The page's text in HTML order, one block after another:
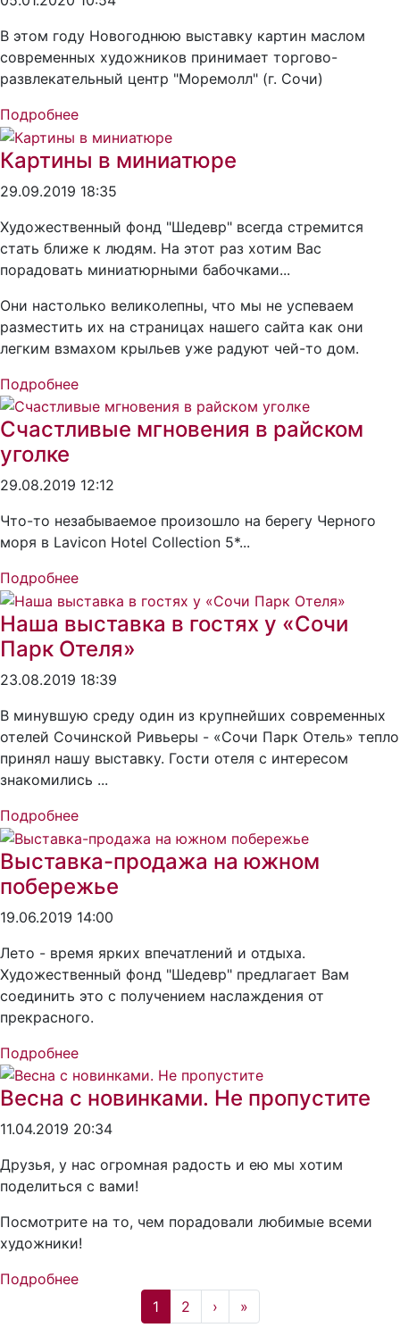
В этом году Новогоднюю выставку картин маслом
современных художников принимает торгово-
развлекательный центр "Моремолл" (г. Сочи)
Подробнее
Картины в миниатюре
29.09.2019 18:35
Художественный фонд "Шедевр" всегда стремится
стать ближе к людям. На этот раз хотим Вас
порадовать миниатюрными бабочками...
Они настолько великолепны, что мы не успеваем
разместить их на страницах нашего сайта как они
легким взмахом крыльев уже радуют чей-то дом.
Подробнее
Счастливые мгновения в райском
уголке
29.08.2019 12:12
Что-то незабываемое произошло на берегу Черного
моря в Lavicon Hotel Collection 5*...
Подробнее
Наша выставка в гостях у «Сочи
Парк Отеля»
23.08.2019 18:39
В минувшую среду один из крупнейших современных
отелей Сочинской Ривьеры - «Сочи Парк Отель» тепло
принял нашу выставку. Гости отеля с интересом
знакомились ...
Подробнее
Выставка-продажа на южном
побережье
19.06.2019 14:00
Лето - время ярких впечатлений и отдыха.
Художественный фонд "Шедевр" предлагает Вам
соединить это с получением наслаждения от
прекрасного.
Подробнее
Весна с новинками. Не пропустите
11.04.2019 20:34
Друзья, у нас огромная радость и ею мы хотим
поделиться с вами!
Посмотрите на то, чем порадовали любимые всеми
художники!
Подробнее
1
2 › »